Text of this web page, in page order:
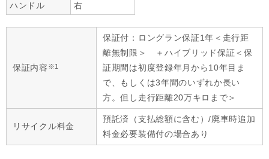
ハンドル 右
保証内容 ※1
保証付：ロングラン保証1年＜走行距
離無制限＞ ＋ハイブリッド保証＜保
証期間は初度登録年月から10年目ま
で、もしくは3年間のいずれか長い
方。但し走行距離20万キロまで＞
リサイクル料金
預託済（支払総額に含む）/廃車時追加
料金必要装備付の場合あり